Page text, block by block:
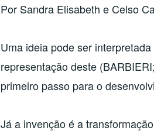
Por Sandra Elisabeth e Celso
Uma ideia pode ser
representação deste
primeiro passo para o
Já a invenção é a